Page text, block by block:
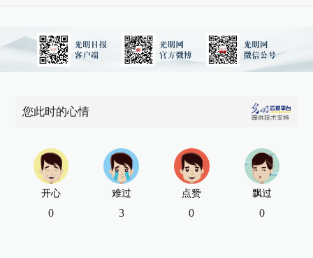
您此时的心情
开心
0
难过
3
点赞
0
飘过
0